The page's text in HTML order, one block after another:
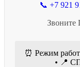
📞 +7 921
⏰ Режим
• 📍